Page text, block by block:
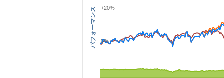
パフォーマンス 0%
+20%